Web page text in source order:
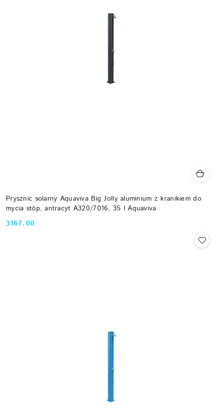
Prysznic solarny Aquaviva Big Jolly aluminium z kranikiem do
mycia stóp, antracyt A320/7016, 35 l Aquaviva
Cena:
3167.00